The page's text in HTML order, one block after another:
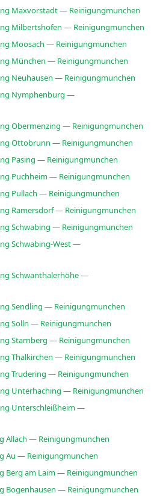
Maxvorstadt — Reinigungmunchen
Milbertshofen — Reinigungmunchen
Moosach — Reinigungmunchen
München — Reinigungmunchen
Neuhausen — Reinigungmunchen
Nymphenburg —
Obermenzing — Reinigungmunchen
Ottobrunn — Reinigungmunchen
Pasing — Reinigungmunchen
Puchheim — Reinigungmunchen
Pullach — Reinigungmunchen
Ramersdorf — Reinigungmunchen
Schwabing — Reinigungmunchen
Schwabing-West —
Schwanthalerhöhe —
Sendling — Reinigungmunchen
Solln — Reinigungmunchen
Starnberg — Reinigungmunchen
Thalkirchen — Reinigungmunchen
Trudering — Reinigungmunchen
Unterhaching — Reinigungmunchen
Unterschleißheim —
Allach — Reinigungmunchen
Au — Reinigungmunchen
Berg am Laim — Reinigungmunchen
Bogenhausen — Reinigungmunchen